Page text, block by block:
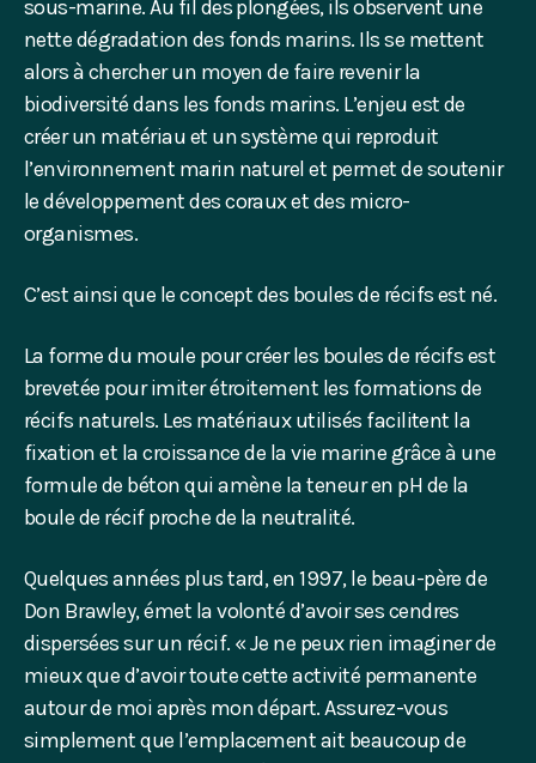
sous-marine. Au fil des plongées, ils observent une
nette dégradation des fonds marins. Ils se mettent
alors à chercher un moyen de faire revenir la
biodiversité dans les fonds marins. L’enjeu est de
créer un matériau et un système qui reproduit
l’environnement marin naturel et permet de soutenir
le développement des coraux et des micro-
organismes.
C’est ainsi que le concept des boules de récifs est né.
La forme du moule pour créer les boules de récifs est
brevetée pour imiter étroitement les formations de
récifs naturels. Les matériaux utilisés facilitent la
fixation et la croissance de la vie marine grâce à une
formule de béton qui amène la teneur en pH de la
boule de récif proche de la neutralité.
Quelques années plus tard, en 1997, le beau-père de
Don Brawley, émet la volonté d’avoir ses cendres
dispersées sur un récif. « Je ne peux rien imaginer de
mieux que d’avoir toute cette activité permanente
autour de moi après mon départ. Assurez-vous
simplement que l’emplacement ait beaucoup de